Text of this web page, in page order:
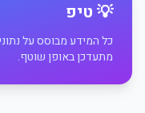
💡 טיפ
כל המידע מבוסס על
מתעדכן באופן שוטף.